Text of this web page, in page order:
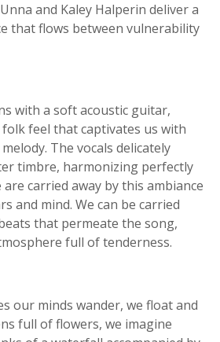
and Kaley Halperin deliver a
that flows between vulnerability
with a soft acoustic guitar,
feel that captivates us with
The vocals delicately
timbre, harmonizing perfectly
carried away by this ambiance
and mind. We can be carried
that permeate the song,
full of tenderness.
our minds wander, we float and
full of flowers, we imagine